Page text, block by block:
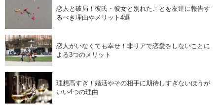
恋人と破局！彼氏・彼女と別れたことを友達に報告す
るべき理由やメリット4選
恋人がいなくても幸せ！非リアで恋愛をしないことに
よる3つのメリット
理想高すぎ！婚活やその相手に期待しすぎないほうが
いい4つの理由